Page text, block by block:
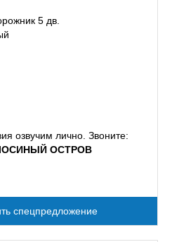
5 дв.
озвучим лично. Звоните:
ОСТРОВ
спецпредложение